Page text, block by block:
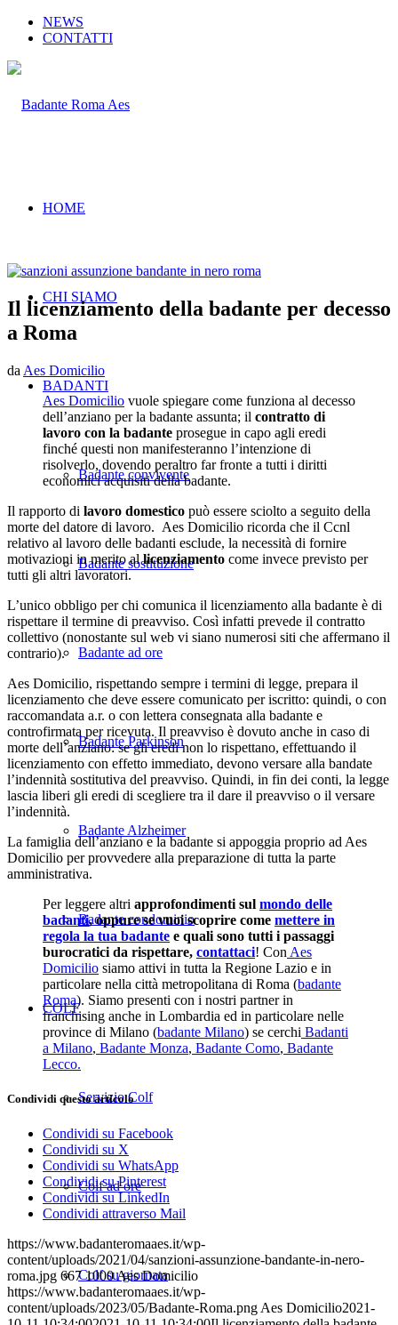
NEWS
CONTATTI
HOME
CHI SIAMO
BADANTI
Badante convivente
Badante sostituzione
Badante ad ore
Badante Parkinson
Badante Alzheimer
Badante condominio
COLF
Servizio Colf
Colf ad ore
Colf su giornata
Il licenziamento della badante per decesso
a Roma
da Aes Domicilio
Aes Domicilio vuole spiegare come funziona al decesso
dell’anziano per la badante assunta; il contratto di
lavoro con la badante prosegue in capo agli eredi
finché questi non manifesteranno l’intenzione di
risolverlo, dovendo peraltro far fronte a tutti i diritti
economici acquisiti della badante.
Il rapporto di lavoro domestico può essere sciolto a seguito della
morte del datore di lavoro. Aes Domicilio ricorda che il Ccnl
relativo al lavoro delle badanti esclude, la necessità di fornire
motivazioni in merito allicenziamento come invece previsto per
tutti gli altri lavoratori.
L’unico obbligo per chi comunica il licenziamento alla badante è di
rispettare il termine di preavviso. Così infatti prevede il contratto
collettivo (nonostante sul web vi siano numerosi siti che affermano il
contrario).
Aes Domicilio, rispettando sempre i termini di legge, prepara il
licenziamento che deve essere comunicato per iscritto: quindi, o con
raccomandata a.r. o con lettera consegnata alla badante e
controfirmata per ricevuta. Il preavviso è dovuto anche in caso di
morte dell’anziano: se gli eredi non lo rispettano, effettuando il
licenziamento con effetto immediato, devono versare alla bandate
l’indennità sostitutiva del preavviso. Quindi, in fin dei conti, la legge
lascia liberi gli eredi di scegliere tra il dare il preavviso o il versare
l’indennità.
La famiglia dell’anziano e la badante si appoggia proprio ad Aes
Domicilio per provvedere alla preparazione di tutta la parte
amministrativa.
Per leggere altri approfondimenti sul mondo delle
badanti, oppure se vuoi scoprire come mettere in
regola la tua badante e quali sono tutti i passaggi
burocratici da rispettare, contattaci! Con Aes
Domicilio siamo attivi in tutta la Regione Lazio e in
particolare nella città metropolitana di Roma (badante
Roma). Siamo presenti con i nostri partner in
franchising anche in Lombardia ed in particolare nelle
province di Milano (badante Milano) se cerchi Badanti
a Milano, Badante Monza, Badante Como, Badante
Lecco.
Condividi questo articolo
Condividi su Facebook
Condividi su X
Condividi su WhatsApp
Condividi su Pinterest
Condividi su LinkedIn
Condividi attraverso Mail
https://www.badanteromaaes.it/wp-
content/uploads/2021/04/sanzioni-assunzione-bandante-in-nero-
roma.jpg 667 1000Aes Domicilio
https://www.badanteromaaes.it/wp-
content/uploads/2023/05/Badante-Roma.png Aes Domicilio2021-